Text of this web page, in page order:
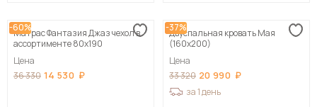
-60%
Матрас Фантазия Джаз чехол в
ассортименте 80х190
Цена
36 330 14 530
-37%
Двуспальная кровать Мая
(160х200)
Цена
33 320 20 990
за 1 день